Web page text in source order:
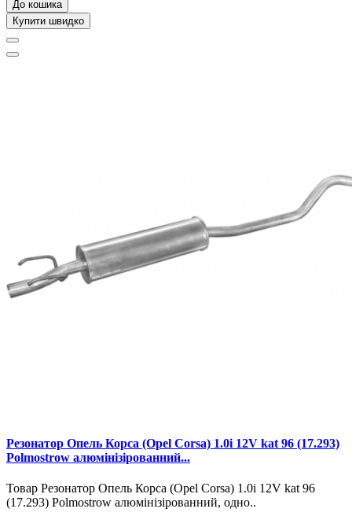
До кошика
Купити швидко
Резонатор Опель Корса (Opel Corsa) 1.0i 12V kat 96 (17.293)
Polmostrow алюмінізірованний...
Товар Резонатор Опель Корса (Opel Corsa) 1.0i 12V kat 96
(17.293) Polmostrow алюмінізірованний, одно..